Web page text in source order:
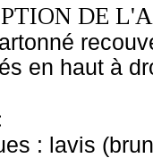
DE
en haut à
: lavis